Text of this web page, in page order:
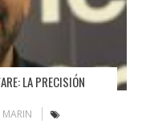
LA PRECISIÓN